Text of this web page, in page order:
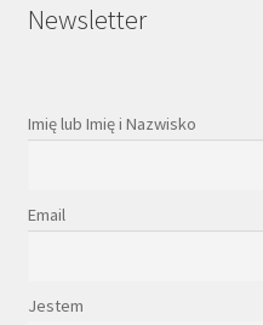
Newsletter
Imię lub Imię i Nazwisko
Email
Jestem